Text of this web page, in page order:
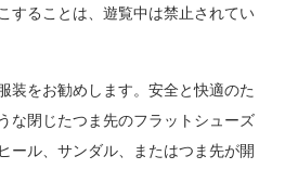
することは、遊覧中は禁止されてい
装をお勧めします。安全と快適のた
な閉じたつま先のフラットシューズ
ール、サンダル、またはつま先が開